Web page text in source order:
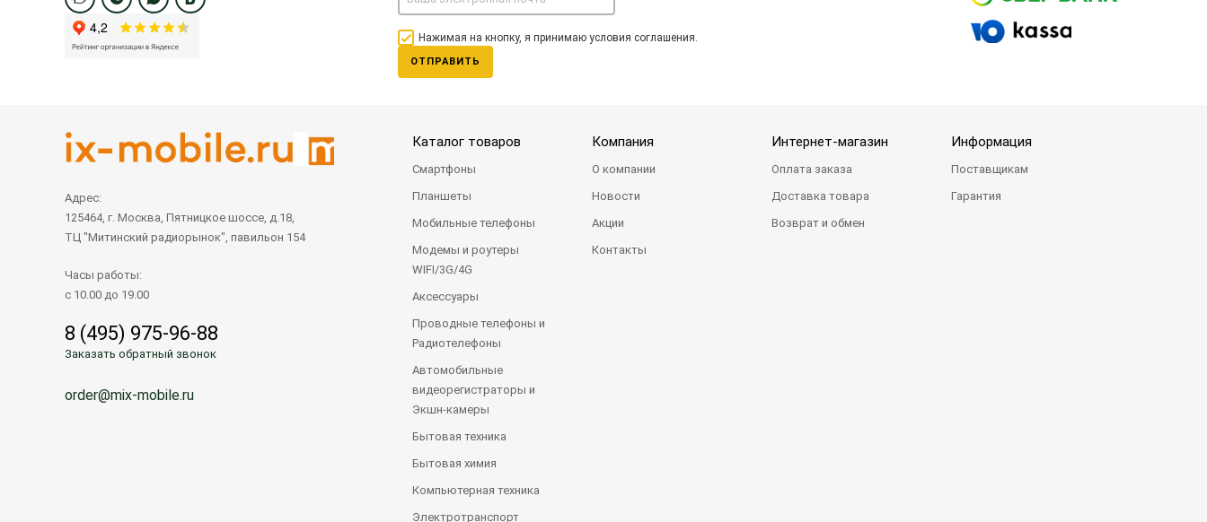
Нажимая на кнопку, я принимаю условия соглашения.
ОТПРАВИТЬ
Адрес:
125464, г. Москва, Пятницкое шоссе, д.18,
ТЦ "Митинский радиорынок", павильон 154
Часы работы:
с 10.00 до 19.00
8 (495) 975-96-88
Заказать обратный звонок
order@mix-mobile.ru
Каталог товаров
Смартфоны
Планшеты
Мобильные телефоны
Модемы и роутеры
WIFI/3G/4G
Аксессуары
Проводные телефоны и
Радиотелефоны
Автомобильные
видеорегистраторы и
Экшн-камеры
Бытовая техника
Бытовая химия
Компьютерная техника
Электротранспорт
Компания
О компании
Новости
Акции
Контакты
Интернет-магазин
Оплата заказа
Доставка товара
Возврат и обмен
Информация
Поставщикам
Гарантия